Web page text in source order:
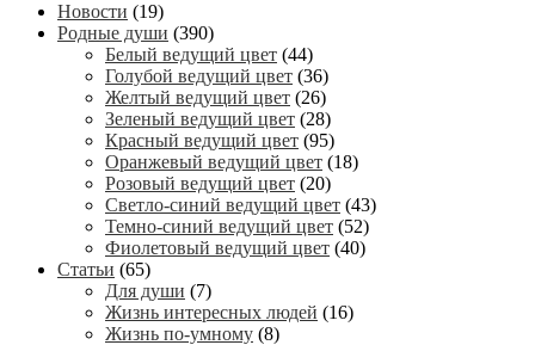
Новости (19)
Родные души (390)
Белый ведущий цвет (44)
Голубой ведущий цвет (36)
Желтый ведущий цвет (26)
Зеленый ведущий цвет (28)
Красный ведущий цвет (95)
Оранжевый ведущий цвет (18)
Розовый ведущий цвет (20)
Светло-синий ведущий цвет (43)
Темно-синий ведущий цвет (52)
Фиолетовый ведущий цвет (40)
Статьи (65)
Для души (7)
Жизнь интересных людей (16)
Жизнь по-умному (8)